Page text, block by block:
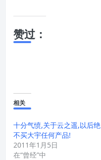
赞过：
相关
十分气愤,关于云之遥,以后绝
不买大宇任何产品!
2011年1月5日
在“曾经”中